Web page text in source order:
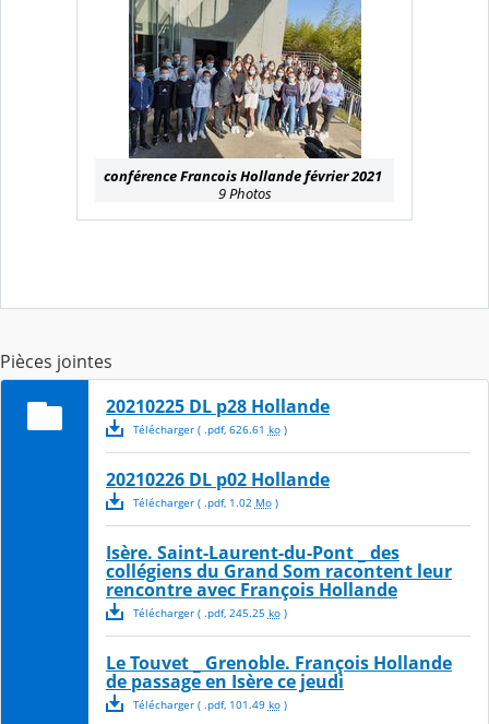
conférence Francois Hollande février 2021
9 Photos
Pièces jointes
20210225 DL p28 Hollande
Télécharger( .pdf, 626.61 ko)
20210226 DL p02 Hollande
Télécharger( .pdf, 1.02 Mo)
Isère. Saint-Laurent-du-Pont _ des
collégiens du Grand Som racontent leur
rencontre avec François Hollande
Télécharger( .pdf, 245.25 ko)
Le Touvet _ Grenoble. François Hollande
de passage en Isère ce jeudi
Télécharger( .pdf, 101.49 ko)